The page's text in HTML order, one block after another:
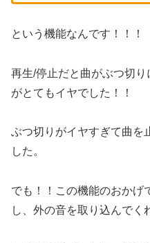
という機能なんです！！！
再生/停止だと曲がぶつ切
がとてもイヤでした！！
ぶつ切りがイヤすぎて曲を
した。
でも！！この機能のおかげ
し、外の音を取り込んでく